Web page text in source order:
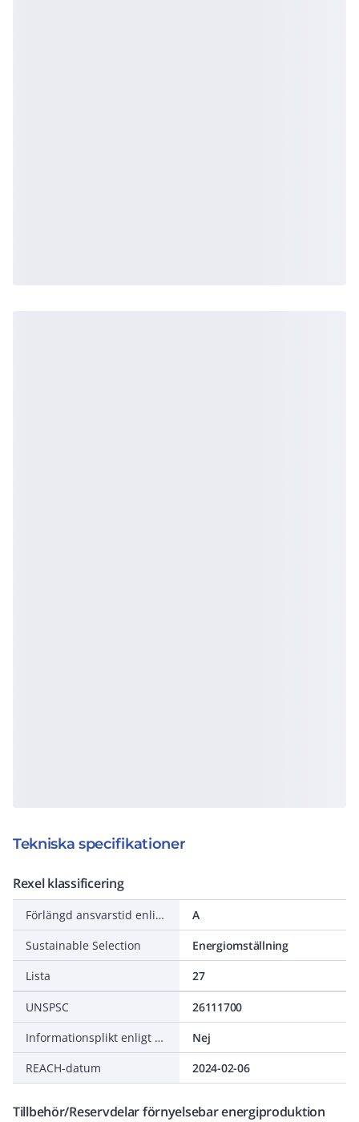
Tekniska specifikationer
Rexel klassificering
Förlängd ansvarstid enligt ALEM-09
A
Sustainable Selection
Energiomställning
Lista
27
UNSPSC
26111700
Informationsplikt enligt REACH
Nej
REACH-datum
2024-02-06
Tillbehör/Reservdelar förnyelsebar energiproduktion